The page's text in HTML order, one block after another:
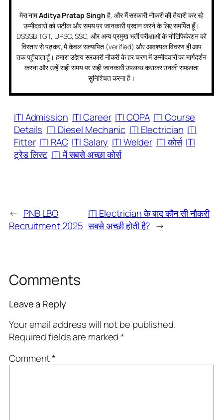
मेरा नामAditya Pratap Singh है, और मैं सरकारी नौकरी की तैयारी कर रहे
उम्मीदवारों को सटीक और समय पर जानकारी प्रदान करने के लिए समर्पित हूँ।
DSSSB TGT, UPSC, SSC, और अन्य प्रमुख भर्ती परीक्षाओं के नोटिफिकेशन को
विस्तार से पढ़कर, मैं केवल सत्यापित (verified) और आवश्यक विवरण ही आप
तक पहुँचाता हूँ। हमारा उद्देश्य सरकारी नौकरी के हर चरण में उम्मीदवारों का मार्गदर्शन
करना और उन्हें सही समय पर सही जानकारी उपलब्ध कराकर उनकी सफलता
सुनिश्चित करना है।
ITI Admission ITI Career ITI COPA ITI Course
Details ITI Diesel Mechanic ITI Electrician ITI
Fitter ITI RAC ITI Salary ITI Welder ITI कोर्स ITI
ट्रेड लिस्ट ITI में सबसे अच्छा कोर्स
← PNB LBO
Recruitment 2025
ITI Electrician के बाद कौन सी नौकरी
सबसे अच्छी होती है? →
Comments
Leave a Reply
Your email address will not be published.
Required fields are marked*
Comment*